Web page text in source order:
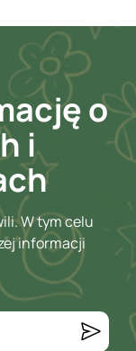
o
i
W tym celu
informacji